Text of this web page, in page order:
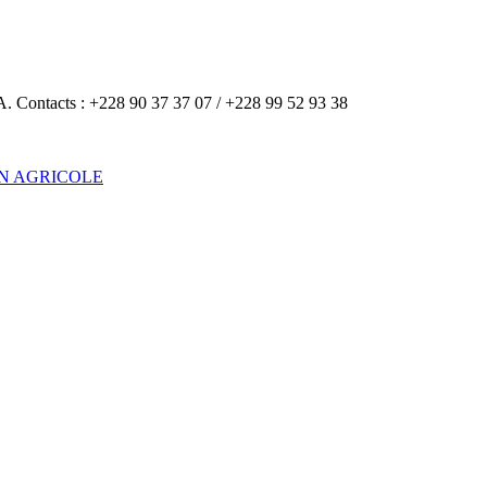
Contacts : +228 90 37 37 07 / +228 99 52 93 38
AGRICOLE